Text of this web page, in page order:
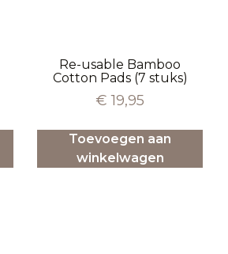
Re-usable Bamboo
Cotton Pads (7 stuks)
€ 19,95
Toevoegen aan
winkelwagen